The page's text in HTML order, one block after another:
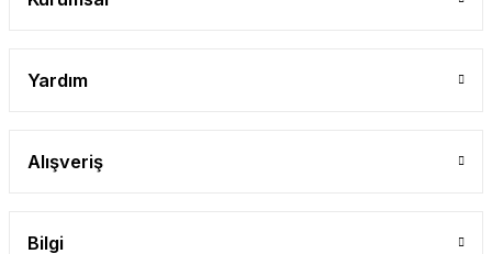
Yardım
Alışveriş
Bilgi